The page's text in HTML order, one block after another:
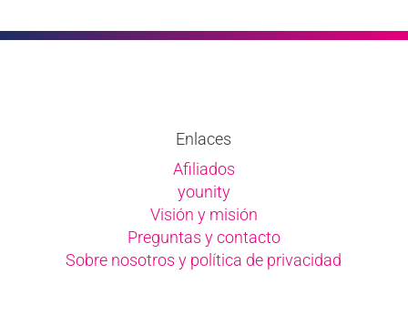
Enlaces
Afiliados
younity
Visión y misión
Preguntas y contacto
Sobre nosotros y política de privacidad